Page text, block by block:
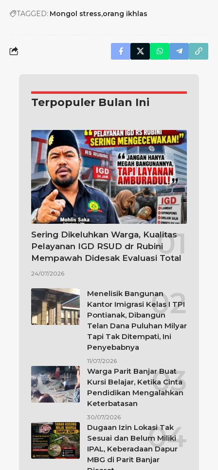
TAGGED: Mongol stress orang ikhlas
Terpopuler Bulan Ini
Sering Dikeluhkan Warga, Kualitas
Pelayanan IGD RSUD dr Rubini
Mempawah Didesak Evaluasi Total
24/07/2026
Menelisik Bangunan
Kantor Imigrasi Kelas I TPI
Pontianak, Dibangun
Telan Dana Puluhan Milyar
Tapi Tak Ditempati, Ini
Penyebabnya
11/07/2026
Warga Parit Banjar Buat
Kursi Belajar, Ketika Cinta
Pendidikan Mengalahkan
Keterbatasan
30/07/2026
Dugaan Izin Lokasi Tak
Sesuai dan Belum Miliki
IPAL, Keberadaan Dapur
MBG di Parit Banjar